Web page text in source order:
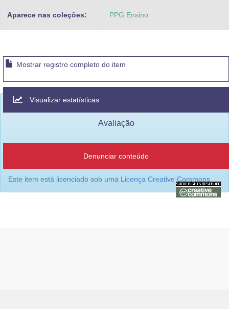
Aparece nas coleções: PPG Ensino
Mostrar registro completo do item
Visualizar estatísticas
Avaliação
Denunciar conteúdo
Este item está licenciado sob uma Licença Creative Commons